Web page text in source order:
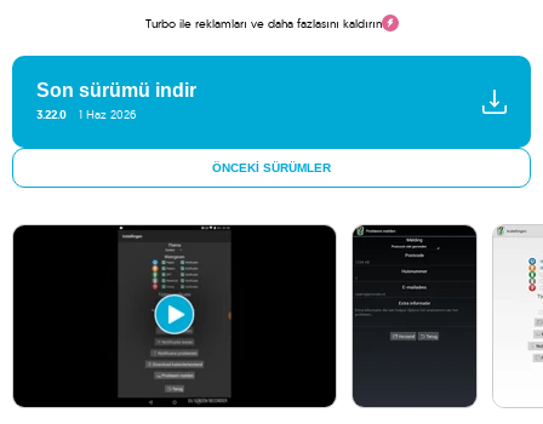
Turbo ile reklamları ve daha fazlasını kaldırın
Son sürümü indir
3.22.0 1 Haz 2026
ÖNCEKI SÜRÜMLER